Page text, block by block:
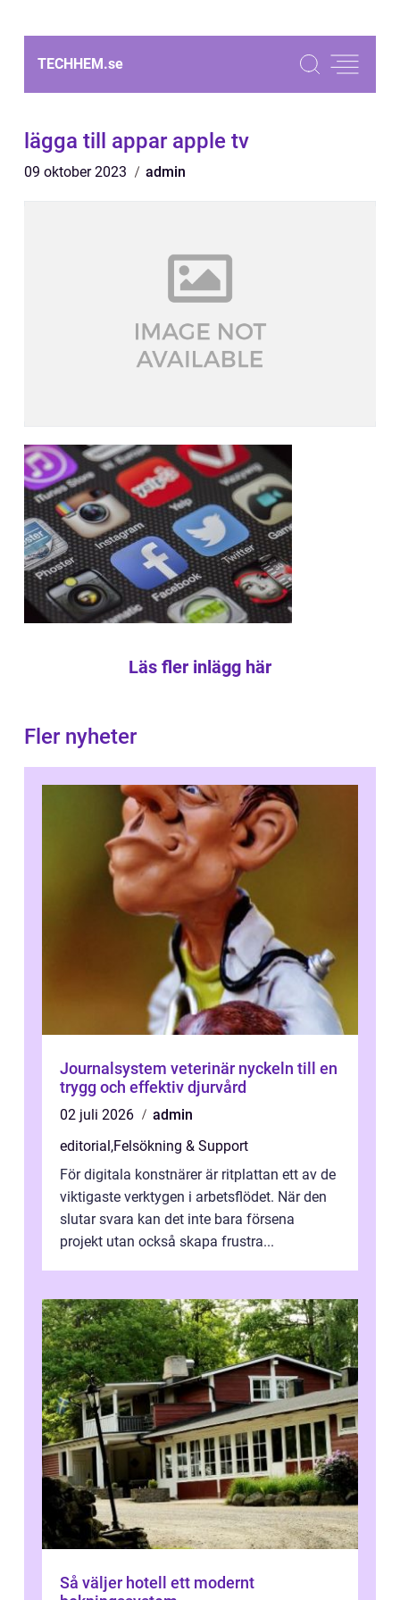
TECHHEM.se
lägga till appar apple tv
09 oktober 2023 admin
Läs fler inlägg här
Fler nyheter
Journalsystem veterinär nyckeln till en
trygg och effektiv djurvård
02 juli 2026
admin
editorial,Felsökning & Support
För digitala konstnärer är ritplattan ett av de
viktigaste verktygen i arbetsflödet. När den
slutar svara kan det inte bara försena
projekt utan också skapa frustra...
Så väljer hotell ett modernt